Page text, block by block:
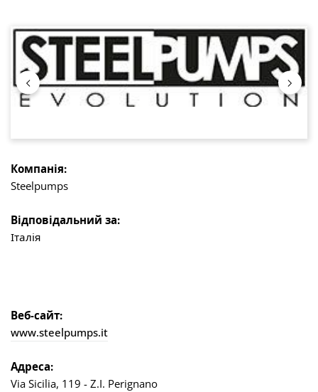
Пропустити галерею зображень
Компанія:
Steelpumps
Відповідальний за:
Італія
Веб-сайт:
www.steelpumps.it
Адреса:
Via Sicilia, 119 - Z.I. Perignano